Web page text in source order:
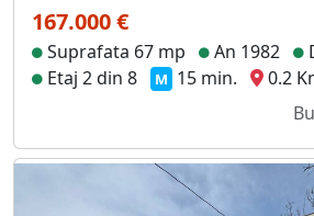
167.000 €
Suprafata 67 mp An 1982
Etaj 2 din 8
M 15 min.
0.2